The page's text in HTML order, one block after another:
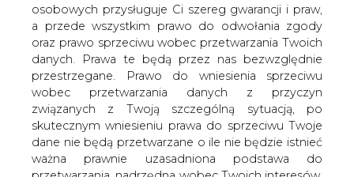
osobowych przysługuje Ci szereg gwarancji i praw,
a przede wszystkim prawo do odwołania zgody
oraz prawo sprzeciwu wobec przetwarzania Twoich
danych. Prawa te będą przez nas bezwzględnie
przestrzegane. Prawo do wniesienia sprzeciwu
wobec przetwarzania danych z przyczyn
związanych z Twoją szczególną sytuacją, po
skutecznym wniesieniu prawa do sprzeciwu Twoje
dane nie będą przetwarzane o ile nie będzie istnieć
ważna prawnie uzasadniona podstawa do
Wodne Ochotnicze Pogotowie
Ratunkowe (WOPR) w Płocku otrzymało
od PKN Orlen nowoczesną łódź, która
będzie służyła do prowadzenia akcji
ratowniczych na Wiśle. Jednostka może
być wykorzystywana w ekstremalnych